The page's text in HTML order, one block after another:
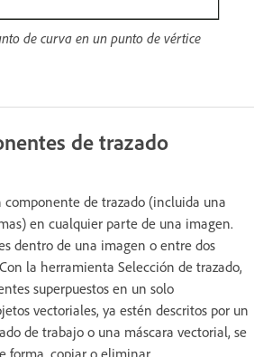
de curva en un punto de vértice
de trazado
componente de trazado (incluida una
en cualquier parte de una imagen.
dentro de una imagen o entre dos
la herramienta Selección de trazado,
superpuestos en un solo
vectoriales, ya estén descritos por un
de trabajo o una máscara vectorial, se
forma, copiar o eliminar.